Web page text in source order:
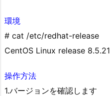
環境
# cat /etc/redhat-release
CentOS Linux release
操作方法
1.バージョンを確認します